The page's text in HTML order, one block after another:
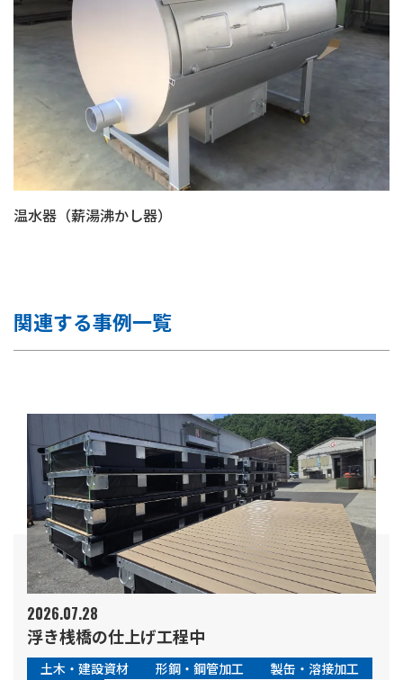
温水器（薪湯沸かし器）
関連する事例一覧
2026.07.28
浮き桟橋の仕上げ工程中
土木・建設資材 形鋼・鋼管加工 製缶・溶接加工